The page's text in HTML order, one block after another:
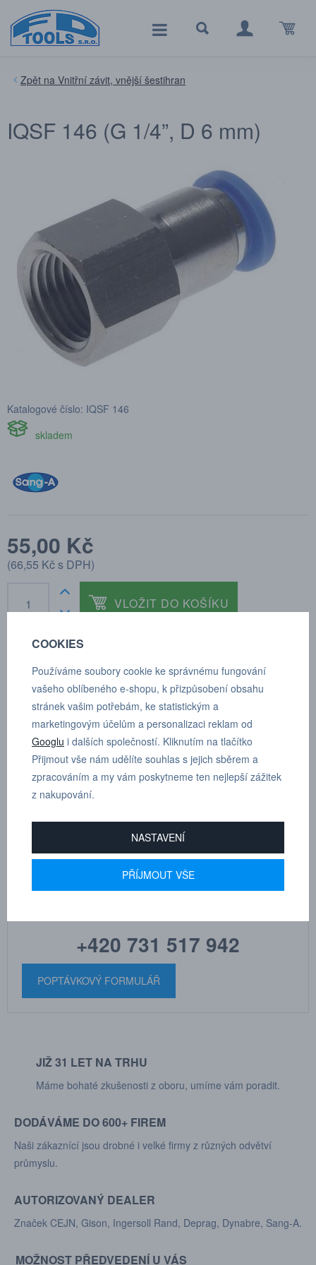
Vnitřní závit, vnější šestihran
IQSF 146 (G 1/4”, D 6 mm)
Katalogové číslo: IQSF 146
skladem
55,00 Kč
(66,55 Kčs DPH)
VLOŽIT DO KOŠÍKU
TECHNICKÉ ÚDAJE POPTÁVKA
Přímé šroubení, vnitřní závit, vnější šestihran G 1/4”, D 6 mm
Dle tloušťky hadice
MARTIN
DRHOLEC
+420 731 517 942
POPTÁVKOVÝ FORMULÁŘ
JIŽ 31 LET NA TRHU
Máme bohaté zkušenosti z oboru, umíme vám poradit.
DODÁVÁME DO 600+ FIREM
Naši zákaznící jsou drobné i velké firmy z různých odvětví
průmyslu.
AUTORIZOVANÝ DEALER
Značek CEJN, Gison, Ingersoll Rand, Deprag, Dynabre, Sang-A.
MOŽNOST PŘEDVEDENÍ U VÁS
COOKIES
Používáme soubory cookie ke správnému fungování
vašeho oblíbeného e-shopu, k přizpůsobení obsahu
stránek vašim potřebám, ke statistickým a
marketingovým účelům a personalizaci reklam od
Googlu i dalších společností. Kliknutím na tlačítko
Přijmout vše nám udělíte souhlas s jejich sběrem a
zpracováním a my vám poskytneme ten nejlepší zážitek
z nakupování.
NASTAVENÍ
PŘÍJMOUT VŠE